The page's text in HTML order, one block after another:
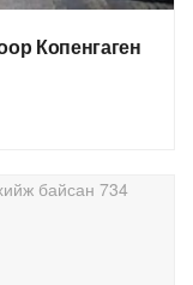
Копенгаген